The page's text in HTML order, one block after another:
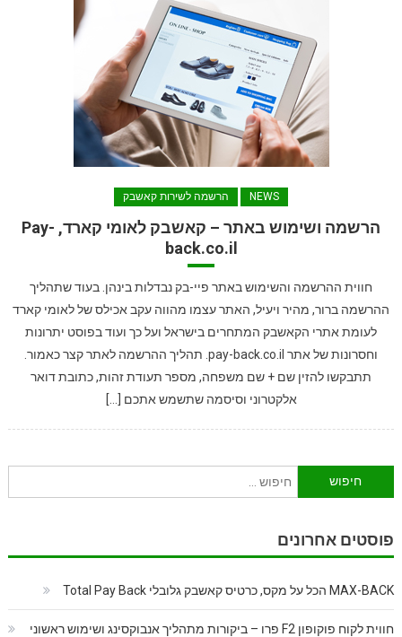
NEWS הרשמה לשירות קאשבק
הרשמה ושימוש באתר – קאשבק לאומי קארד, Pay-
back.co.il
חווית ההרשמה והשימוש באתר פיי-בק נבדלות בינהן. בעוד שתהליך
ההרשמה ברור, מהיר ויעיל, האתר עצמו מהווה עקב אכילס של לאומי קארד
לעומת אתרי הקאשבק המתחרים בישראל ועל כך ועוד בפוסט יתרונות
וחסרונות של אתר pay-back.co.il. תהליך ההרשמה לאתר קצר כאמור.
תתבקשו להזין שם + שם משפחה, מספר תעודת זהות, כתובת דואר
אלקטרוני וסיסמה שתשמש אתכם […]
חיפוש:
פוסטים אחרונים
MAX-BACK הכל על מקס, כרטיס קאשבק גלובלי Total Pay Back
חווית לקוח פוקופון F2 פרו – ביקורות מתהליך אנבוקסינג ושימוש ראשוני